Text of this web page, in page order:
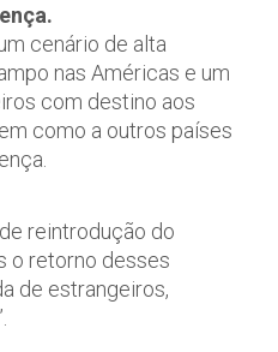
cenário de alta
nas Américas e um
com destino aos
como a outros países
reintrodução do
o retorno desses
de estrangeiros,